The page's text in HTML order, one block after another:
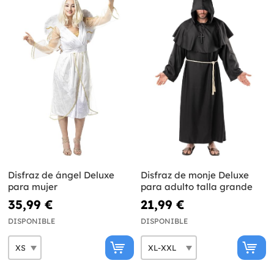
Disfraz de ángel Deluxe
para mujer
35,99 €
DISPONIBLE
Disfraz de monje Deluxe
para adulto talla grande
21,99 €
DISPONIBLE